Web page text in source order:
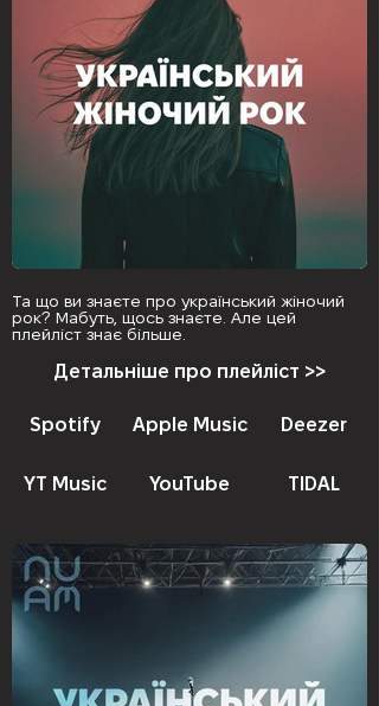
Та що ви знаєте про український жіночий
рок? Мабуть, щось знаєте. Але цей
плейліст знає більше.
Детальніше про плейліст >>
Spotify Apple Music Deezer
YT Music YouTube TIDAL